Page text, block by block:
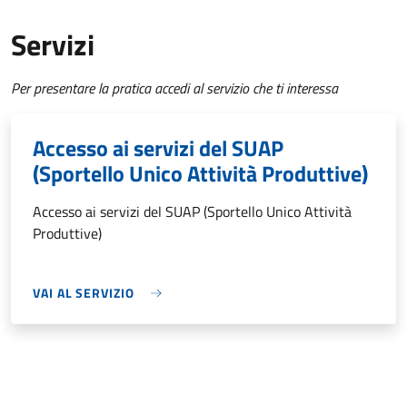
Servizi
Per presentare la pratica accedi al servizio che ti interessa
Accesso ai servizi del SUAP
(Sportello Unico Attività Produttive)
Accesso ai servizi del SUAP (Sportello Unico Attività
Produttive)
VAI AL SERVIZIO